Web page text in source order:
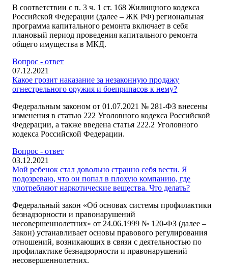
В соответствии с п. 3 ч. 1 ст. 168 Жилищного кодекса
Российской Федерации (далее – ЖК РФ) региональная
программа капитального ремонта включает в себя
плановый период проведения капитального ремонта
общего имущества в МКД.
Вопрос - ответ
07.12.2021
Какое грозит наказание за незаконную продажу
огнестрельного оружия и боеприпасов к нему?
Федеральным законом от 01.07.2021 № 281-ФЗ внесены
изменения в статью 222 Уголовного кодекса Российской
Федерации, а также введена статья 222.2 Уголовного
кодекса Российской Федерации.
Вопрос - ответ
03.12.2021
Мой ребенок стал довольно странно себя вести. Я
подозреваю, что он попал в плохую компанию, где
употребляют наркотические вещества. Что делать?
Федеральный закон «Об основах системы профилактики
безнадзорности и правонарушений
несовершеннолетних» от 24.06.1999 № 120-ФЗ (далее –
Закон) устанавливает основы правового регулирования
отношений, возникающих в связи с деятельностью по
профилактике безнадзорности и правонарушений
несовершеннолетних.